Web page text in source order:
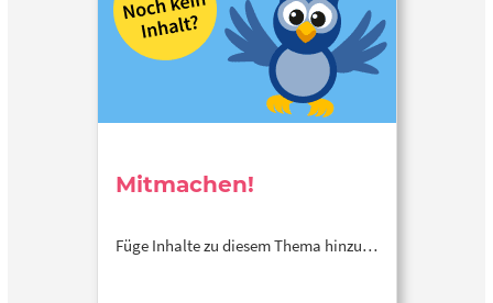
Mitmachen!
Füge Inhalte zu diesem Thema hinzu…